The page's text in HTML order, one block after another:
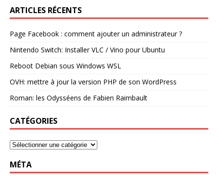
ARTICLES RÉCENTS
Page Facebook : comment ajouter un administrateur ?
Nintendo Switch: Installer VLC / Vino pour Ubuntu
Reboot Debian sous Windows WSL
OVH: mettre à jour la version PHP de son WordPress
Roman: les Odysséens de Fabien Raimbault
CATÉGORIES
MÉTA